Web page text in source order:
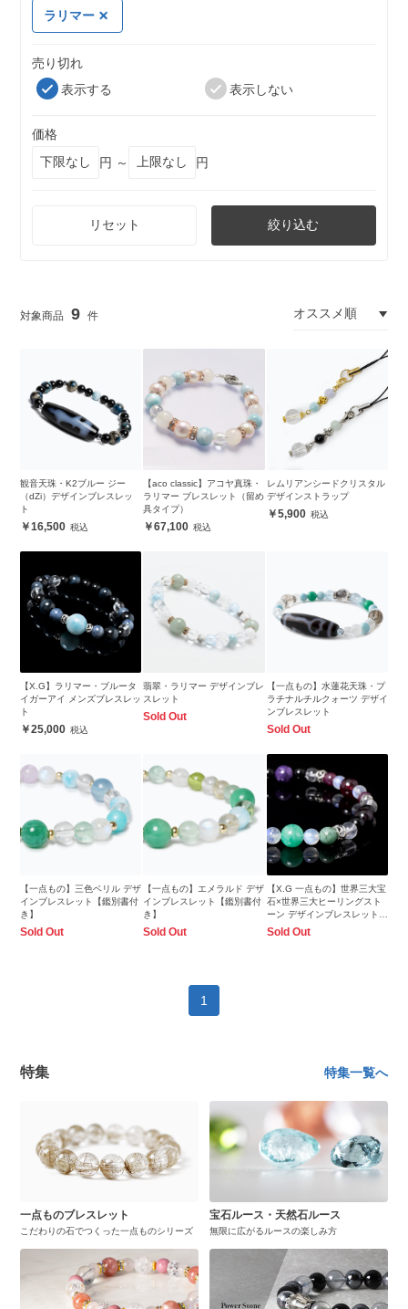
ラリマー
売り切れ
表示する
表示しない
価格
円 ～
円
リセット 絞り込む
9
観音天珠・K2ブルー ジー
（dZi）デザインブレスレッ
ト
16,500
【aco classic】アコヤ真珠・
ラリマー ブレスレット（留め
具タイプ）
67,100
レムリアンシードクリスタル
デザインストラップ
5,900
【X.G】ラリマー・ブルータ
イガーアイ メンズブレスレッ
ト
25,000
翡翠・ラリマー デザインブレ
スレット
Sold Out
【一点もの】水蓮花天珠・プ
ラチナルチルクォーツ デザイ
ンブレスレット
Sold Out
【一点もの】三色ベリル デザ
インブレスレット【鑑別書付
き】
Sold Out
【一点もの】エメラルド デザ
インブレスレット【鑑別書付
き】
Sold Out
【X.G 一点もの】世界三大宝
石×世界三大ヒーリングスト
ーン デザインブレスレット
【鑑別書付き】
Sold Out
1
特集 特集一覧へ
一点ものブレスレット
こだわりの石でつくった一点ものシリーズ
宝石ルース・天然石ルース
無限に広がるルースの楽しみ方